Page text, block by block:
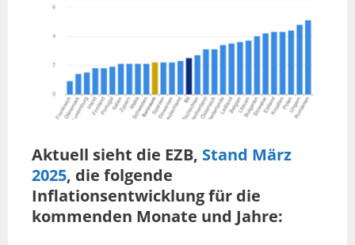
Aktuell sieht die EZB, Stand März
2025, die folgende
Inflationsentwicklung für die
kommenden Monate und Jahre: